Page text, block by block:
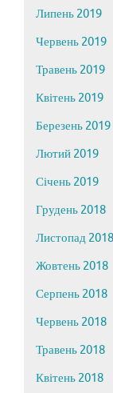
Липень 2019
Червень 2019
Травень 2019
Квітень 2019
Березень 2019
Лютий 2019
Січень 2019
Грудень 2018
Листопад 2018
Жовтень 2018
Серпень 2018
Червень 2018
Травень 2018
Квітень 2018